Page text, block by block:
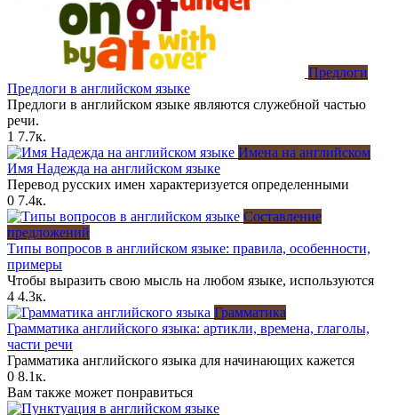
Предлоги
Предлоги в английском языке
Предлоги в английском языке являются служебной частью
речи.
1 7.7к.
Имена на английском
Имя Надежда на английском языке
Перевод русских имен характеризуется определенными
0 7.4к.
Составление
предложений
Типы вопросов в английском языке: правила, особенности,
примеры
Чтобы выразить свою мысль на любом языке, используются
4 4.3к.
Грамматика
Грамматика английского языка: артикли, времена, глаголы,
части речи
Грамматика английского языка для начинающих кажется
0 8.1к.
Вам также может понравиться